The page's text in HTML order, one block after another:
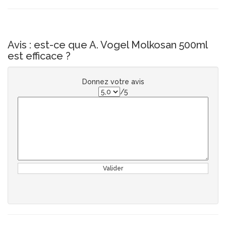
Avis : est-ce que A. Vogel Molkosan 500ml
est efficace ?
Donnez votre avis
/5
Valider